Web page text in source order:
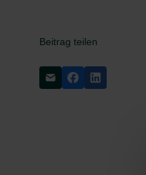
Beitrag teilen